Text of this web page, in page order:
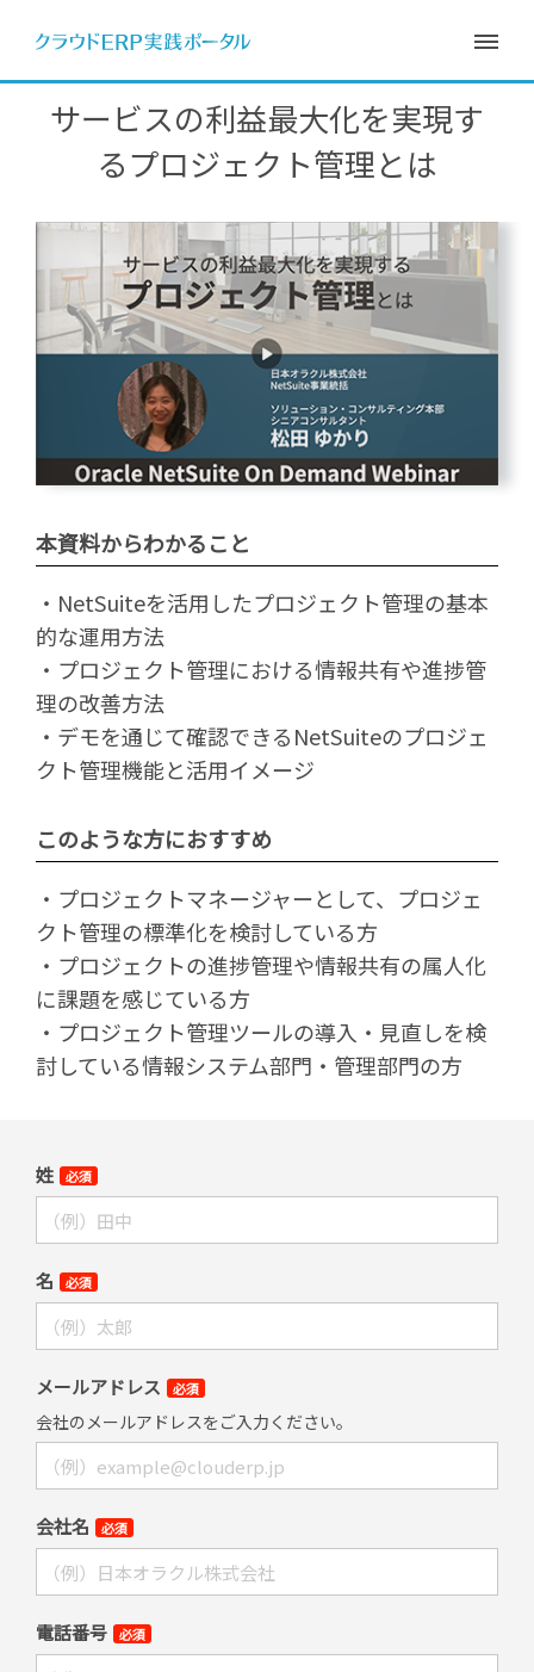
サービスの利益最大化を実現す
るプロジェクト管理とは
本資料からわかること
・NetSuiteを活用したプロジェクト管理の基本
的な運用方法
・プロジェクト管理における情報共有や進捗管
理の改善方法
・デモを通じて確認できるNetSuiteのプロジェ
クト管理機能と活用イメージ
このような方におすすめ
・プロジェクトマネージャーとして、プロジェ
クト管理の標準化を検討している方
・プロジェクトの進捗管理や情報共有の属人化
に課題を感じている方
・プロジェクト管理ツールの導入・見直しを検
討している情報システム部門・管理部門の方
姓 必須
名 必須
メールアドレス 必須
会社のメールアドレスをご入力ください。
会社名 必須
電話番号 必須